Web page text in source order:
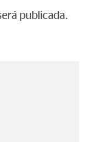
publicada.